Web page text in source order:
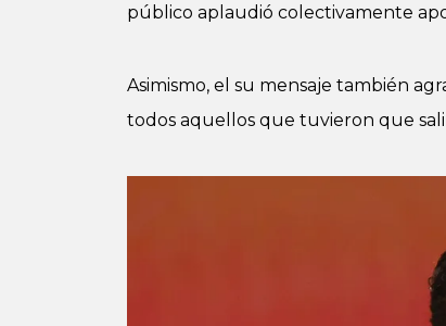
público aplaudió colectivamente
Asimismo, el su mensaje también
todos aquellos que tuvieron que